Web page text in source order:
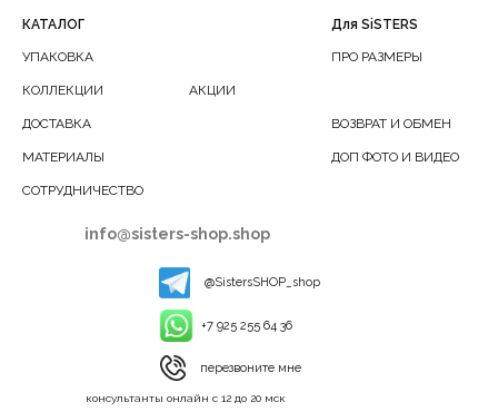
КАТАЛОГ Для SiSTERS
info@sisters-shop.shop
УПАКОВКА
ДОСТАВКА
КОЛЛЕКЦИИ
ПРО РАЗМЕРЫ
АКЦИИ
ВОЗВРАТ И ОБМЕН
ДОП ФОТО И ВИДЕО
консультанты онлайн с 12 до 20 мск
@SistersSHOP_shop
+7 925 255 64 36
перезвоните мне
МАТЕРИАЛЫ
СОТРУДНИЧЕСТВО